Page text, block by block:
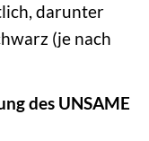
darunter
(je nach
des UNSAME